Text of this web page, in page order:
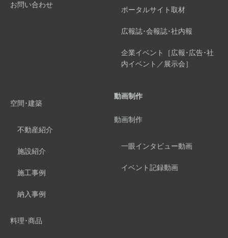
お問い合わせ
ポータルサイト取材
広報誌･会報誌･社内報
企業イベント［広報･広告･社
内イベント／展示会］
空間･建築
不動産紹介
施設紹介
施工事例
納入事例
料理･商品
動画制作
動画制作
一眼インタビュー動画
イベント記録動画